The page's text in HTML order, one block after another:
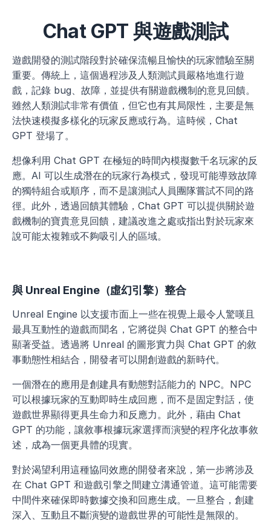
Chat GPT 與遊戲測試
遊戲開發的測試階段對於確保流暢且愉快的玩家體驗至關
重要。傳統上，這個過程涉及人類測試員嚴格地進行遊
戲，記錄 bug、故障，並提供有關遊戲機制的意見回饋。
雖然人類測試非常有價值，但它也有其局限性，主要是無
法快速模擬多樣化的玩家反應或行為。這時候，Chat
GPT 登場了。
想像利用 Chat GPT 在極短的時間內模擬數千名玩家的反
應。AI 可以生成潛在的玩家行為模式，發現可能導致故障
的獨特組合或順序，而不是讓測試人員團隊嘗試不同的路
徑。此外，透過回饋其體驗，Chat GPT 可以提供關於遊
戲機制的寶貴意見回饋，建議改進之處或指出對於玩家來
說可能太複雜或不夠吸引人的區域。
與 Unreal Engine（虛幻引擎）整合
Unreal Engine 以支援市面上一些在視覺上最令人驚嘆且
最具互動性的遊戲而聞名，它將從與 Chat GPT 的整合中
顯著受益。透過將 Unreal 的圖形實力與 Chat GPT 的敘
事動態性相結合，開發者可以開創遊戲的新時代。
一個潛在的應用是創建具有動態對話能力的 NPC。NPC
可以根據玩家的互動即時生成回應，而不是固定對話，使
遊戲世界顯得更具生命力和反應力。此外，藉由 Chat
GPT 的功能，讓敘事根據玩家選擇而演變的程序化故事敘
述，成為一個更具體的現實。
對於渴望利用這種協同效應的開發者來說，第一步將涉及
在 Chat GPT 和遊戲引擎之間建立溝通管道。這可能需要
中間件來確保即時數據交換和回應生成。一旦整合，創建
深入、互動且不斷演變的遊戲世界的可能性是無限的。